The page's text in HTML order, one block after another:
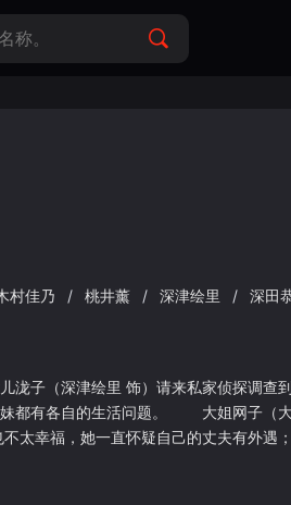
村佳乃 / 桃井薰 / 深津绘里 / 深田
泷子（深津绘里 饰）请来私家侦探调查
都有各自的生活问题。 大姐网子（
太幸福，她一直怀疑自己的丈夫有外遇